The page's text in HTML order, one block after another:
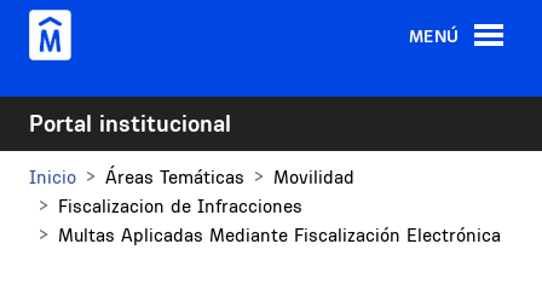
Pasar al contenido principal
MENÚ
Portal institucional
Inicio Áreas Temáticas
Movilidad
Fiscalizacion de Infracciones
Multas Aplicadas Mediante Fiscalización Electrónica